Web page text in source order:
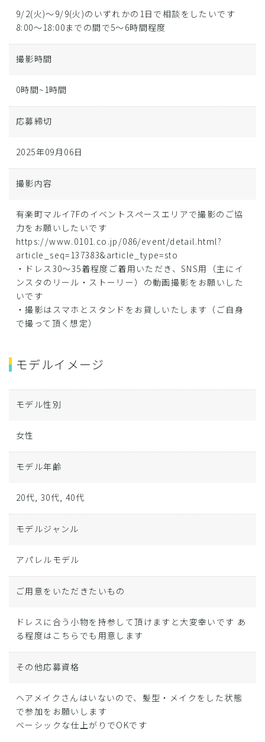
9/2(火)～9/9(火)のいずれかの1日で相談をしたいです
8:00～18:00までの間で5～6時間程度
撮影時間
0時間~1時間
応募締切
2025年09月06日
撮影内容
有楽町マルイ7Fのイベントスペースエリアで撮影のご協
力をお願いしたいです
https://www.0101.co.jp/086/event/detail.html?
article_seq=137383&article_type=sto
・ドレス30～35着程度ご着用いただき、SNS用（主にイ
ンスタのリール・ストーリー）の動画撮影をお願いした
いです
・撮影はスマホとスタンドをお貸しいたします（ご自身
で撮って頂く想定）
モデルイメージ
モデル性別
女性
モデル年齢
20代, 30代, 40代
モデルジャンル
アパレルモデル
ご用意をいただきたいもの
ドレスに合う小物を持参して頂けますと大変幸いです あ
る程度はこちらでも用意します
その他応募資格
ヘアメイクさんはいないので、髪型・メイクをした状態
で参加をお願いします
ベーシックな仕上がりでOKです